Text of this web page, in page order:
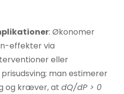
: Økonomer
effekter via
eller
man estimerer
og kræver, at dQ/dP > 0